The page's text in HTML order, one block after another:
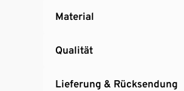
Material
Qualität
Lieferung & Rücksendung